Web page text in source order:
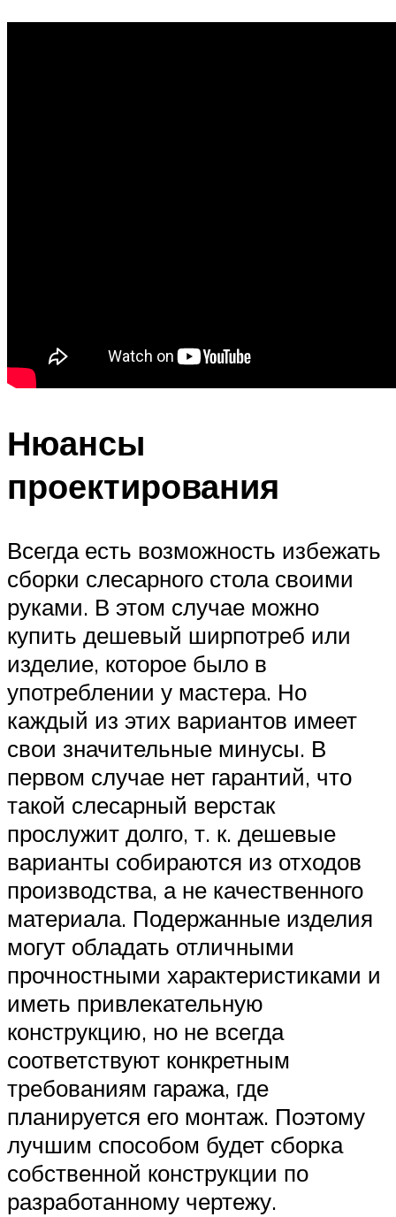
Нюансы
проектирования
Всегда есть возможность избежать
сборки слесарного стола своими
руками. В этом случае можно
купить дешевый ширпотреб или
изделие, которое было в
употреблении у мастера. Но
каждый из этих вариантов имеет
свои значительные минусы. В
первом случае нет гарантий, что
такой слесарный верстак
прослужит долго, т. к. дешевые
варианты собираются из отходов
производства, а не качественного
материала. Подержанные изделия
могут обладать отличными
прочностными характеристиками и
иметь привлекательную
конструкцию, но не всегда
соответствуют конкретным
требованиям гаража, где
планируется его монтаж. Поэтому
лучшим способом будет сборка
собственной конструкции по
разработанному чертежу.